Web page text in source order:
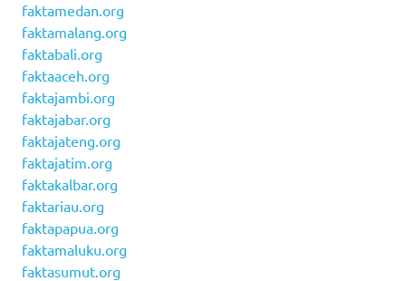
faktamedan.org
faktamalang.org
faktabali.org
faktaaceh.org
faktajambi.org
faktajabar.org
faktajateng.org
faktajatim.org
faktakalbar.org
faktariau.org
faktapapua.org
faktamaluku.org
faktasumut.org